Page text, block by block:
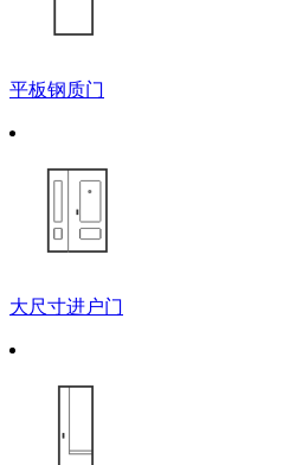
平板钢质门
大尺寸进户门